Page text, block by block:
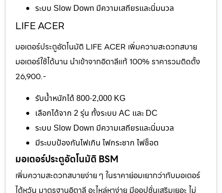
ระบบ Slow Down มีความเสถียรและนิ่มนวล
LIFE ACER
มอเตอร์ประตูอัตโนมัติ LIFE ACER เพิ่มความสะดวกสบาย
มอเตอร์ใช้ได้นาน นำเข้าจากอิตาลีแท้ 100% ราคารวมติดตั้ง
26,900.-
รับน้ำหนักได้ 800-2,000 KG
เลือกได้จาก 2 รุ่น ทั้งระบบ AC และ DC
ระบบ Slow Down มีความเสถียรและนิ่มนวล
มีระบบป้องกันไฟเกิน ไฟกระชาก ไฟช็อต
มอเตอร์ประตูอัตโนมัติ BSM
เพิ่มความสะดวกสบายง่าย ๆ ในราคาย่อมเยากว่ากับมอเตอร์
ไต้หวัน มาตรฐานอิตาลี อะไหล่หาง่าย มีออปชั่นเสริมเยอะ ไม่